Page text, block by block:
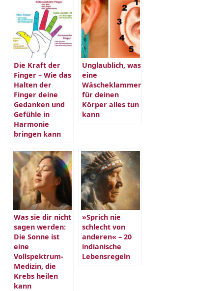
Die Kraft der
Finger – Wie das
Halten der
Finger deine
Gedanken und
Gefühle in
Harmonie
bringen kann
Unglaublich, was
eine
Wäscheklammer
für deinen
Körper alles tun
kann
Was sie dir nicht
sagen werden:
Die Sonne ist
eine
Vollspektrum-
Medizin, die
Krebs heilen
kann
»Sprich nie
schlecht von
anderen« – 20
indianische
Lebensregeln